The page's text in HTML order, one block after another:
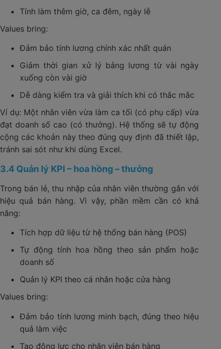
Tính làm thêm giờ, ca đêm, ngày lễ
Values bring:
Đảm bảo tính lương chính xác nhất quán
Giảm thời gian xử lý bảng lương từ vài ngày
xuống còn vài giờ
Dễ dàng kiểm tra và giải thích khi có thắc mắc
Ví dụ: Một nhân viên vừa làm ca tối (có phụ cấp) vừa
đạt doanh số cao (có thưởng). Hệ thống sẽ tự động
cộng các khoản này theo đúng quy định đã thiết lập,
tránh sai sót như khi dùng Excel.
3.4 Quản lý KPI – hoa hồng – thưởng
Trong bán lẻ, thu nhập của nhân viên thường gắn với
hiệu quả bán hàng. Vì vậy, phần mềm cần có khả
năng:
Tích hợp dữ liệu từ hệ thống bán hàng (POS)
Tự động tính hoa hồng theo sản phẩm hoặc
doanh số
Quản lý KPI theo cá nhân hoặc cửa hàng
Values bring:
Đảm bảo tính lương minh bạch, đúng theo hiệu
quả làm việc
Tạo động lực cho nhân viên bán hàng